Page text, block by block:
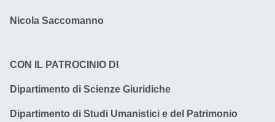
Nicola Saccomanno
CON IL PATROCINIO DI
Dipartimento di Scienze Giuridiche
Dipartimento di Studi Umanistici e del Patrimonio